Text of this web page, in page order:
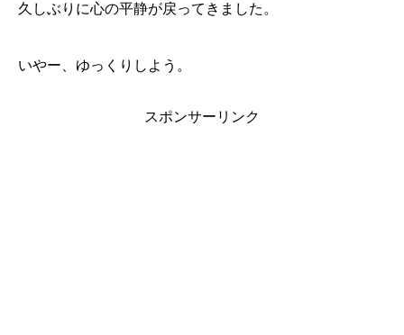
久しぶりに心の平静が戻ってきました。
いやー、ゆっくりしよう。
スポンサーリンク